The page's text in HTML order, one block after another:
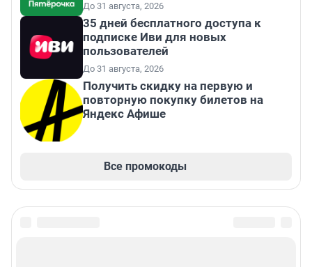
До 31 августа, 2026
35 дней бесплатного доступа к
подписке Иви для новых
пользователей
До 31 августа, 2026
Получить скидку на первую и
повторную покупку билетов на
Яндекс Афише
Все промокоды